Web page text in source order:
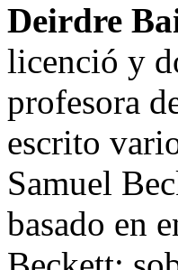
Deirdre
licenció y
profesora
escrito
Samuel
basado en